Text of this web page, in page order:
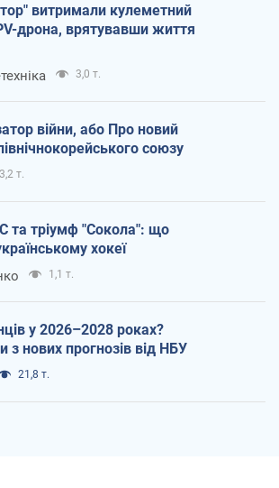
витримали кулеметний
дрона, врятувавши життя
3,0 т.
війни, або Про новий
союзу
3,2 т.
та тріумф "Сокола": що
хокеї
1,1 т.
у 2026–2028 роках?
з нових прогнозів від НБУ
21,8 т.